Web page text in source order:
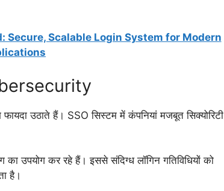
Secure, Scalable Login System for Modern
उठाते हैं। SSO सिस्टम में कंपनियां मजबूत सिक्योरिटी
का उपयोग कर रहे हैं। इससे संदिग्ध लॉगिन गतिविधियों को
है।